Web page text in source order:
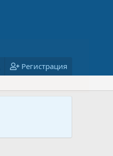
Регистрация